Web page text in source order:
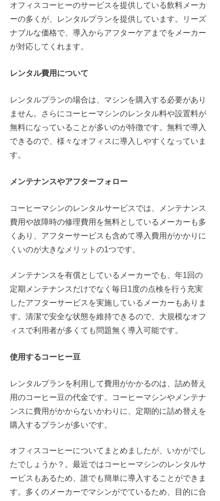
オフィスコーヒーのサービスを提供している飲料メーカ
ーの多くが、レンタルプランを提供しています。リーズ
ナブルな価格で、導入からアフターケアまでをメーカー
が対応してくれます。
レンタル費用について
レンタルプランの場合は、マシンを購入する必要があり
ません。さらに コーヒーマシンのレンタル料や設置料が
無料になっていることが多いのが特徴です。無料で導入
できるので、様々なオフィスに導入しやすくなっていま
す。
メンテナンスやアフターフォロー
コーヒーマシンのレンタルサービスでは、メンテナンス
費用や故障時の修理費用を無料としているメーカーも多
くあり、アフターサービスも含めて導入費用がかかりに
くいのが大きなメリットの1つです。
メンテナンスを有償としているメーカーでも、年1回の
定期メンテナンスだけでなく毎日1度の点検を行う充実
したアフターサービスを実施しているメーカーもありま
す。清潔で安全な状態を維持できるので、大規模なオフ
ィスで利用者が多くても問題無く導入可能です。
使用するコーヒー豆
レンタルプランを利用して費用がかかるのは、詰め替え
用のコーヒー豆の代金です。コーヒーマシンやメンテナ
ンスに費用がかからないかわりに、定期的に詰め替えを
購入するプランが多いです。
オフィスコーヒーについてまとめましたが、いかがでし
たでしょうか？。最近ではコーヒーマシンのレンタルサ
ービスもあるため、誰でも簡単に導入することができま
す。多くのメーカーでマシンがでているため、目的に合